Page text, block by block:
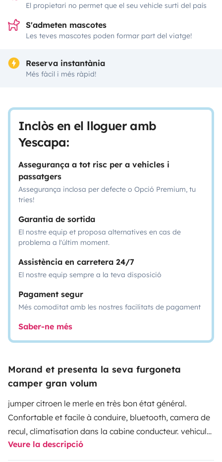
El propietari no permet que el seu vehicle surti del país
S'admeten mascotes
Les teves mascotes poden formar part del viatge!
Reserva instantània
Més fàcil i més ràpid!
Inclòs en el lloguer amb
Yescapa:
Assegurança a tot risc per a vehicles i
passatgers
Assegurança inclosa per defecte o Opció Premium, tu
tries!
Garantia de sortida
El nostre equip et proposa alternatives en cas de
problema a l'últim moment.
Assistència en carretera 24/7
El nostre equip sempre a la teva disposició
Pagament segur
Més comoditat amb les nostres facilitats de pagament
Saber-ne més
Morand et presenta la seva furgoneta
camper gran volum
jumper citroen le merle en très bon état général.
Confortable et facile à conduire, bluetooth, camera de
recul, climatisation dans la cabine conducteur. vehicule
sécurisé par alarme.
Veure la descripció